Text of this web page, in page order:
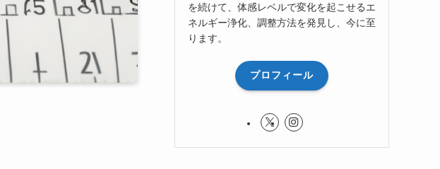
を続けて、体感レベルで変化を起こせるエ
ネルギー浄化、調整方法を発見し、今に至
ります。
プロフィール